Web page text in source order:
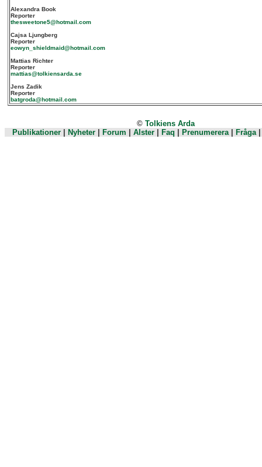
Alexandra Book
Reporter
thesweetone5@hotmail.com
Cajsa Ljungberg
Reporter
eowyn_shieldmaid@hotmail.com
Mattias Richter
Reporter
mattias@tolkiensarda.se
Jens Zadik
Reporter
batgroda@hotmail.com
© Tolkiens Arda
Publikationer| Nyheter| Forum Alster| Faq Prenumerera| Fråga